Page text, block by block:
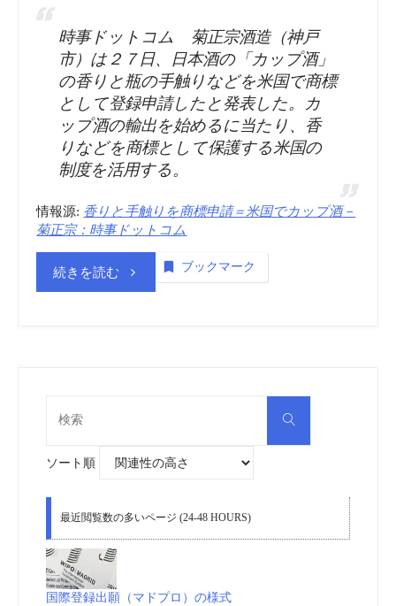
時事ドットコム 菊正宗酒造（神戸
市）は２７日、日本酒の「カップ酒」
の香りと瓶の手触りなどを米国で商標
として登録申請したと発表した。カ
ップ酒の輸出を始めるに当たり、香
りなどを商標として保護する米国の
制度を活用する。
情報源: 香りと手触りを商標申請＝米国でカップ酒－
菊正宗：時事ドットコム
続きを読む“商
香
り
手
ブックマーク
検
ソート順
最近閲覧数の多いページ (24-48 HOURS)
国際登録出願（マドプロ）の様式